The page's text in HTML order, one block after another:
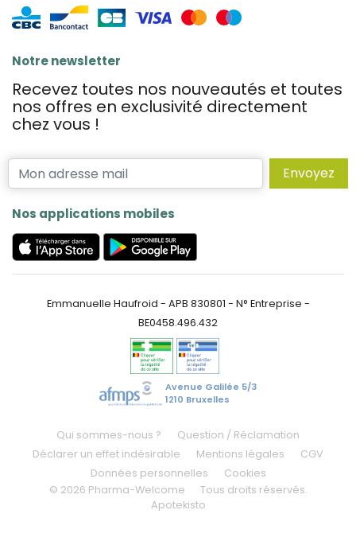
Notre newsletter
Recevez toutes nos nouveautés et toutes
nos offres en exclusivité directement
chez vous !
Envoyez
Nos applications mobiles
Emmanuelle Haufroid - APB 830801 - N° Entreprise -
BE0458.496.432
Avenue Galilée 5/3
1210 Bruxelles
Qui sommes-nous ?
Question / Réclamation
Déclarer un effet indésirable
Mentions légales
CGV
Données personnelles
Cookies
© 2026 Pharma-Welcome
Tous droits réservés.
Apotekisto